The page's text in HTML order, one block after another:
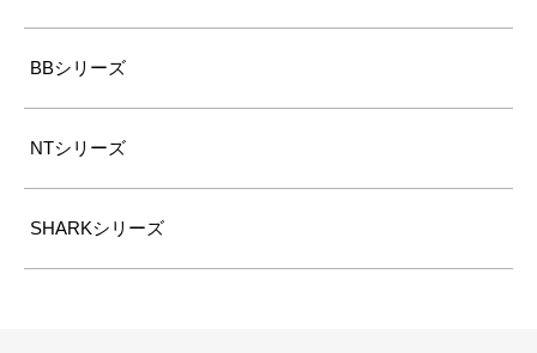
BBシリーズ
NTシリーズ
SHARKシリーズ